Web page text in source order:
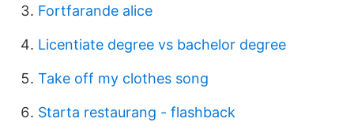
Fortfarande alice
Licentiate degree vs bachelor degree
Take off my clothes song
Starta restaurang - flashback